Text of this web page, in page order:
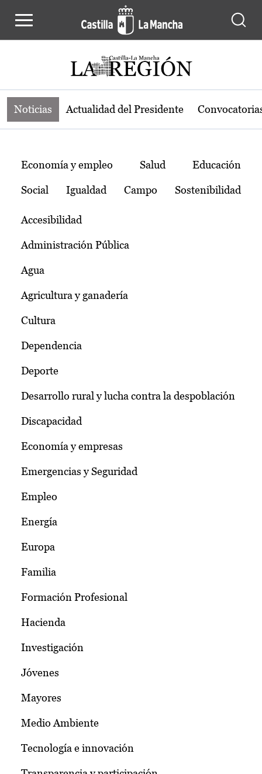
Noticias de la región de Castilla-La
Noticias Actualidad del Presidente
Temas
Economía y empleo Salud Educación
Social Igualdad Campo Sostenibilidad
Accesibilidad
Administración Pública
Agua
Agricultura y ganadería
Cultura
Dependencia
Deporte
Desarrollo rural y lucha contra la despoblación
Discapacidad
Economía y empresas
Emergencias y Seguridad
Empleo
Energía
Europa
Familia
Formación Profesional
Hacienda
Investigación
Jóvenes
Mayores
Medio Ambiente
Tecnología e innovación